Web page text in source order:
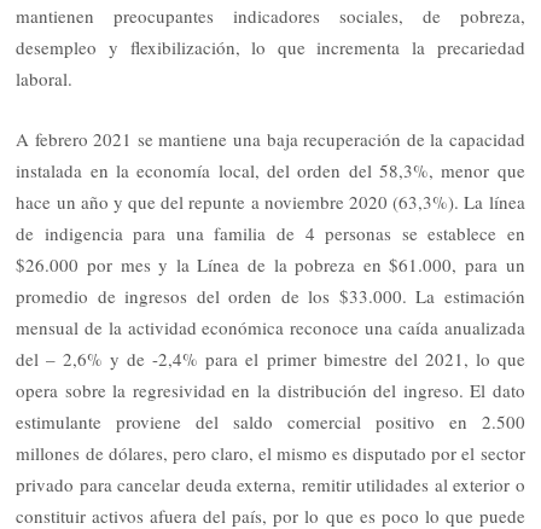
mantienen preocupantes indicadores sociales, de pobreza,
desempleo y flexibilización, lo que incrementa la precariedad
laboral.
A febrero 2021 se mantiene una baja recuperación de la capacidad
instalada en la economía local, del orden del 58,3%, menor que
hace un año y que del repunte a noviembre 2020 (63,3%). La línea
de indigencia para una familia de 4 personas se establece en
$26.000 por mes y la Línea de la pobreza en $61.000, para un
promedio de ingresos del orden de los $33.000. La estimación
mensual de la actividad económica reconoce una caída anualizada
del – 2,6% y de -2,4% para el primer bimestre del 2021, lo que
opera sobre la regresividad en la distribución del ingreso. El dato
estimulante proviene del saldo comercial positivo en 2.500
millones de dólares, pero claro, el mismo es disputado por el sector
privado para cancelar deuda externa, remitir utilidades al exterior o
constituir activos afuera del país, por lo que es poco lo que puede